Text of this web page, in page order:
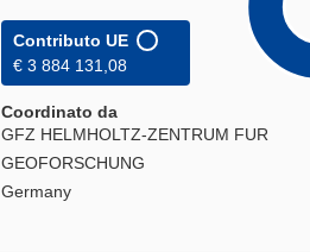
Contributo UE
€ 3 884 131,08
Coordinato da
GFZ HELMHOLTZ-ZENTRUM FUR
GEOFORSCHUNG
Germany